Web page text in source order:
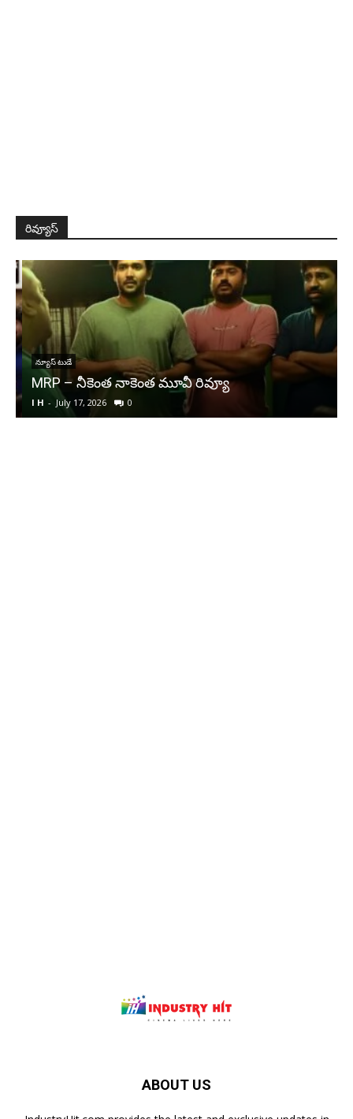
రివ్యూస్
న్యూస్ టుడే
MRP – నీకెంత నాకెంత మూవీ రివ్యూ
I H - July 17, 2026 0
ABOUT US